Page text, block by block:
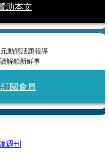
助本文
元動態話題報導
解鎖新鮮事
閱會員
週刊